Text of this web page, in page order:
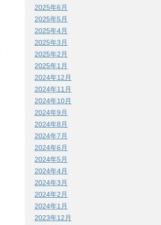
2025年6月
2025年5月
2025年4月
2025年3月
2025年2月
2025年1月
2024年12月
2024年11月
2024年10月
2024年9月
2024年8月
2024年7月
2024年6月
2024年5月
2024年4月
2024年3月
2024年2月
2024年1月
2023年12月